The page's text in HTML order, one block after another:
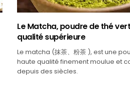
Le Matcha, poudre de thé
qualité supérieure
Le matcha (抹茶、粉茶 ), est une
haute qualité finement moulue et
depuis des siècles.